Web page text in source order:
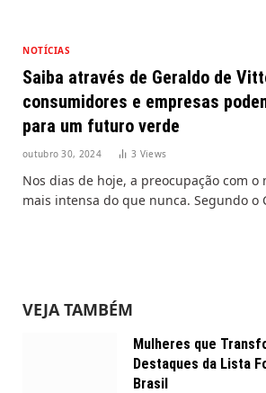
NOTÍCIAS
Saiba através de Geraldo de
consumidores e empresas
para um futuro verde
outubro 30, 2024 3 Views
Nos dias de hoje, a preocupação com o
mais intensa do que nunca. Segundo o
VEJA TAMBÉM
Mulheres que
Destaques da Lista
Brasil